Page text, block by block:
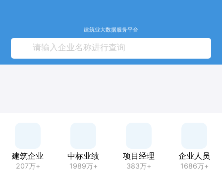
建筑业大数据服务平台
建筑企业
207万+
中标业绩
1989万+
项目经理
383万+
企业人员
1686万+